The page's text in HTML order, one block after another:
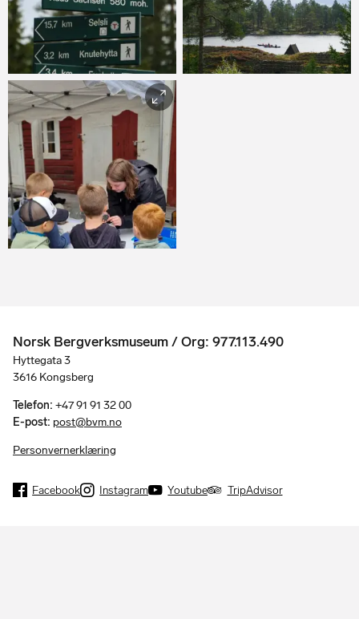
Norsk Bergverksmuseum / Org: 977.113.490
Hyttegata 3
3616 Kongsberg
Telefon: +47 91 91 32 00
E-post: post@bvm.no
Personvernerklæring
Facebook Instagram Youtube TripAdvisor